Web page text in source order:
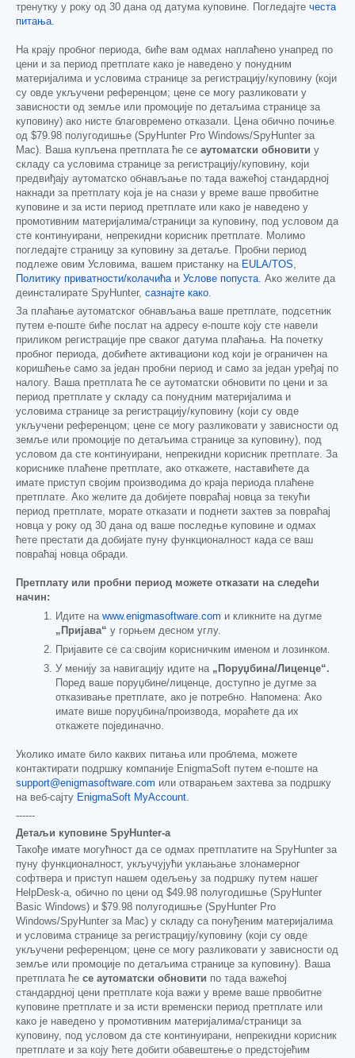
тренутку у року од 30 дана од датума куповине. Погледајте честа
питања
На крају пробног периода, биће вам одмах наплаћено унапред по
цени и за период претплате како је наведено у понудним
материјалима и условима странице за регистрацију/куповину (који
су овде укључени референцом; цене се могу разликовати у
зависности од земље или промоције по детаљима странице за
куповину) ако нисте благовремено отказали. Цена обично почиње
од $79.98 полугодишње (SpyHunter Pro Windows/SpyHunter за
Mac). Ваша купљена претплата ће се аутоматски обновити у
складу са условима странице за регистрацију/куповину, који
предвиђају аутоматско обнављање по тада важећој стандардној
накнади за претплату која је на снази у време ваше првобитне
куповине и за исти период претплате или како је наведено у
промотивним материјалима/страници за куповину, под условом да
сте континуирани, непрекидни корисник претплате. Молимо
погледајте страницу за куповину за детаље. Пробни период
подлеже овим Условима, вашем пристанку на EULA/TOS
Политику приватности/колачића и Услове попуста . Ако желите да
деинсталирате SpyHunter, сазнајте како
За плаћање аутоматског обнављања ваше претплате, подсетник
путем е-поште биће послат на адресу е-поште коју сте навели
приликом регистрације пре сваког датума плаћања. На почетку
пробног периода, добићете активациони код који је ограничен на
коришћење само за један пробни период и само за један уређај по
налогу. Ваша претплата ће се аутоматски обновити по цени и за
период претплате у складу са понудним материјалима и
условима странице за регистрацију/куповину (који су овде
укључени референцом; цене се могу разликовати у зависности од
земље или промоције по детаљима странице за куповину), под
условом да сте континуирани, непрекидни корисник претплате. За
кориснике плаћене претплате, ако откажете, наставићете да
имате приступ својим производима до краја периода плаћене
претплате. Ако желите да добијете повраћај новца за текући
период претплате, морате отказати и поднети захтев за повраћај
новца у року од 30 дана од ваше последње куповине и одмах
ћете престати да добијате пуну функционалност када се ваш
повраћај новца обради.
Претплату или пробни период можете отказати на следећи
начин:
Идите на www.enigmasoftware.com и кликните на дугме
„Пријава“ у горњем десном углу.
Пријавите се са својим корисничким именом и лозинком.
У менију за навигацију идите на „Поруџбина/Лиценце“.
Поред ваше поруџбине/лиценце, доступно је дугме за
отказивање претплате, ако је потребно. Напомена: Ако
имате више поруџбина/производа, мораћете да их
откажете појединачно.
Уколико имате било каквих питања или проблема, можете
контактирати подршку компаније EnigmaSoft путем е-поште на
support@enigmasoftware.com или отварањем захтева за подршку
на веб-сајту EnigmaSoft MyAccount.
------
Детаљи куповине SpyHunter-а
Такође имате могућност да се одмах претплатите на SpyHunter за
пуну функционалност, укључујући уклањање злонамерног
софтвера и приступ нашем одељењу за подршку путем нашег
HelpDesk-а, обично по цени од $49.98 полугодишње (SpyHunter
Basic Windows) и $79.98 полугодишње (SpyHunter Pro
Windows/SpyHunter за Mac) у складу са понуђеним материјалима
и условима странице за регистрацију/куповину (који су овде
укључени референцом; цене се могу разликовати у зависности од
земље или промоције по детаљима странице за куповину). Ваша
претплата ће се аутоматски обновити по тада важећој
стандардној цени претплате која важи у време ваше првобитне
куповине претплате и за исти временски период претплате или
како је наведено у промотивним материјалима/страници за
куповину, под условом да сте континуирани, непрекидни корисник
претплате и за коју ћете добити обавештење о предстојећим